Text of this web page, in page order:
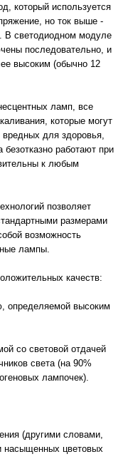
который используется
но ток выше -
В светодиодном модуле
последовательно, и
высоким (обычно 12
ламп, все
которые могут
вредных для здоровья,
работают при
к любым
позволяет
размерами
возможность
лампы.
качеств:
определяемой высоким
со световой отдачей
света (на 90%
лампочек).
(другими словами,
насыщенных цветовых